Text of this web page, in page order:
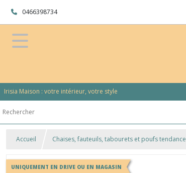
0466398734
Irisia Maison : votre intérieur, votre style
Accueil Chaises, fauteuils, tabourets et poufs tendance
UNIQUEMENT EN DRIVE OU EN MAGASIN